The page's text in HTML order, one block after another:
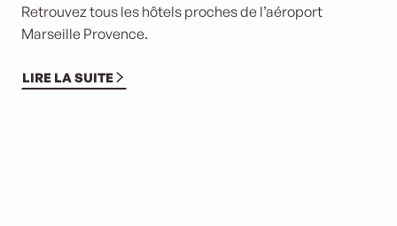
Retrouvez tous les hôtels proches de l’aéroport
Marseille Provence.
LIRE LA SUITE